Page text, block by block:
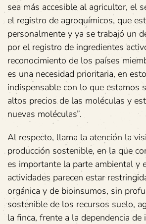
sea más accesible al agricultor, el
el registro de agroquímicos, que
personalmente y ya se trabajó un
por el registro de ingredientes
reconocimiento de los países
es una necesidad prioritaria, en
indispensable con lo que estamos
altos precios de las moléculas y
nuevas moléculas”.
Al respecto, llama la atención la
producción sostenible, en la que
es importante la parte ambiental y
actividades parecen estar
orgánica y de bioinsumos, sin
sostenible de los recursos suelo,
la finca, frente a la dependencia